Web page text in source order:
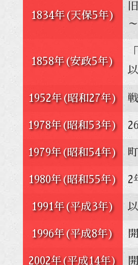
1834年(天保5年)
1858年(安政5年)
1952年(昭和27年)
1978年(昭和53年)
1979年(昭和54年)
1980年(昭和55年) 2
1991年(平成3年)
1996年(平成8年)
2002年(平成14年)